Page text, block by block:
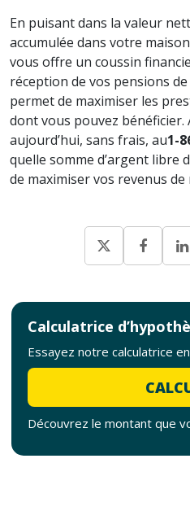
En puisant dans la valeur
accumulée dans votre
vous offre un coussin
réception de vos pensions
permet de maximiser les
dont vous pouvez bénéficier.
aujourd’hui, sans frais, au1-
quelle somme d’argent libre
de maximiser vos revenus
Calculatrice
Essayez notre calculatrice
Découvrez le montant que